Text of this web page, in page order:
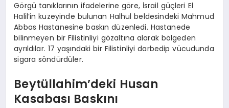
Görgü tanıklarının ifadelerine göre, İsrail güçleri El
Halil’in kuzeyinde bulunan Halhul beldesindeki Mahmud
Abbas Hastanesine baskın düzenledi. Hastanede
bilinmeyen bir Filistinliyi gözaltına alarak bölgeden
ayrıldılar. 17 yaşındaki bir Filistinliyi darbedip vücudunda
sigara söndürdüler.
Beytüllahim’deki Husan
Kasabası Baskını